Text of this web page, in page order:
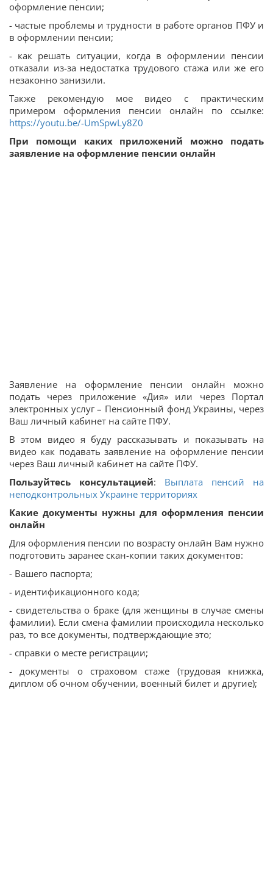
оформление пенсии;
- частые проблемы и трудности в работе органов ПФУ и
в оформлении пенсии;
- как решать ситуации, когда в оформлении пенсии
отказали из-за недостатка трудового стажа или же его
незаконно занизили.
Также рекомендую мое видео с практическим
примером оформления пенсии онлайн по ссылке:
https://youtu.be/-UmSpwLy8Z0
При помощи каких приложений можно подать
заявление на оформление пенсии онлайн
Заявление на оформление пенсии онлайн можно
подать через приложение «Дия» или через Портал
электронных услуг – Пенсионный фонд Украины, через
Ваш личный кабинет на сайте ПФУ.
В этом видео я буду рассказывать и показывать на
видео как подавать заявление на оформление пенсии
через Ваш личный кабинет на сайте ПФУ.
Пользуйтесь консультацией: Выплата пенсий на
неподконтрольных Украине территориях
Какие документы нужны для оформления пенсии
онлайн
Для оформления пенсии по возрасту онлайн Вам нужно
подготовить заранее скан-копии таких документов:
- Вашего паспорта;
- идентификационного кода;
- свидетельства о браке (для женщины в случае смены
фамилии). Если смена фамилии происходила несколько
раз, то все документы, подтверждающие это;
- справки о месте регистрации;
- документы о страховом стаже (трудовая книжка,
диплом об очном обучении, военный билет и другие);